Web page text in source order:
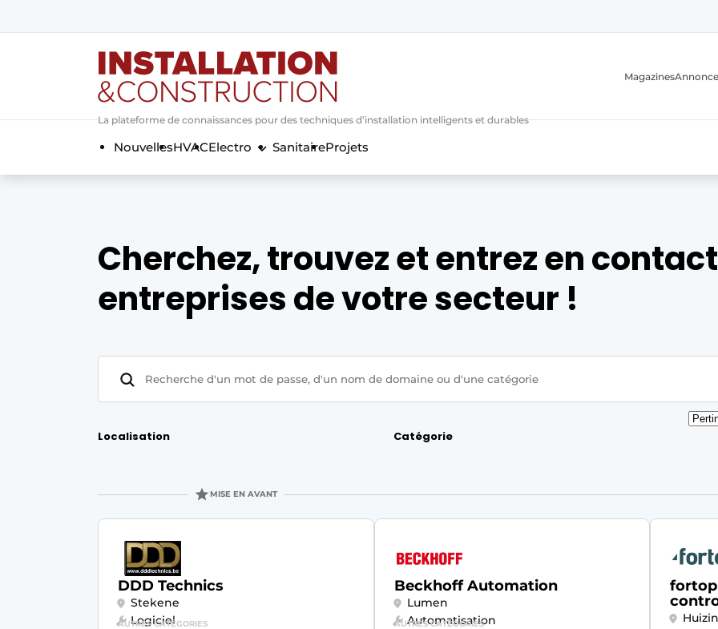
Annoncer
Banner overzicht
Contact
Meest gelezen
Newsletter
Podcasts
S’inscrire à l’événement
S’inscrire
Termes et conditions
La plateforme de connaissances pour des techniques d’installation intelligents et durables
Magazines
NouvellesHVACElectro SanitaireProjets
Cherchez, trouvez et entrez en
entreprises de votre secteur !
Localisation Catégorie
Trier
MISE EN AVANT
DDD Technics
Stekene
Logiciel
AUTRES CATÉGORIES
Beckhoff Automation
Lumen
Automatisation
AUTRES CATÉGORIES